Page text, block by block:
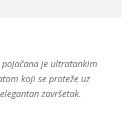
pojačana je ultratankim
koji se proteže uz
završetak.